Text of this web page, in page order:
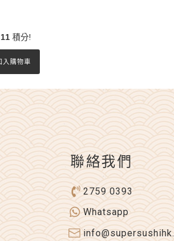
11 積分!
入購物車
聯絡我們
2759 0393
Whatsapp